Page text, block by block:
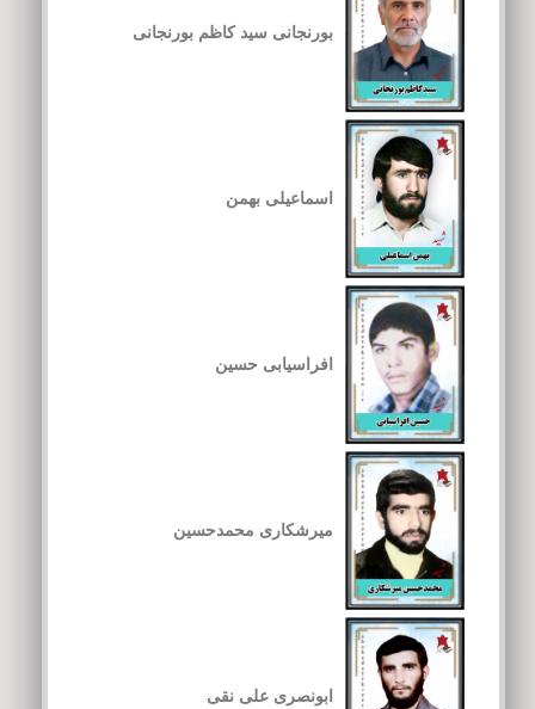
بورنجانی سید کاظم بورنجانی
اسماعیلی بهمن
افراسیابی حسین
میرشکاری محمدحسین
ابونصری علی نقی